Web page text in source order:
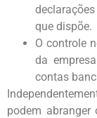
que dispõe.
O controle
da
contas
podem